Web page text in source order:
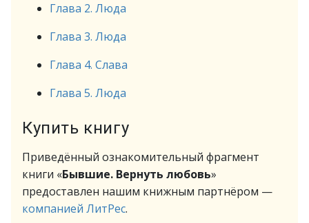
Глава 2. Люда
Глава 3. Люда
Глава 4. Слава
Глава 5. Люда
Купить книгу
Приведённый ознакомительный фрагмент
книги «Бывшие. Вернуть любовь»
предоставлен нашим книжным партнёром —
компанией ЛитРес.